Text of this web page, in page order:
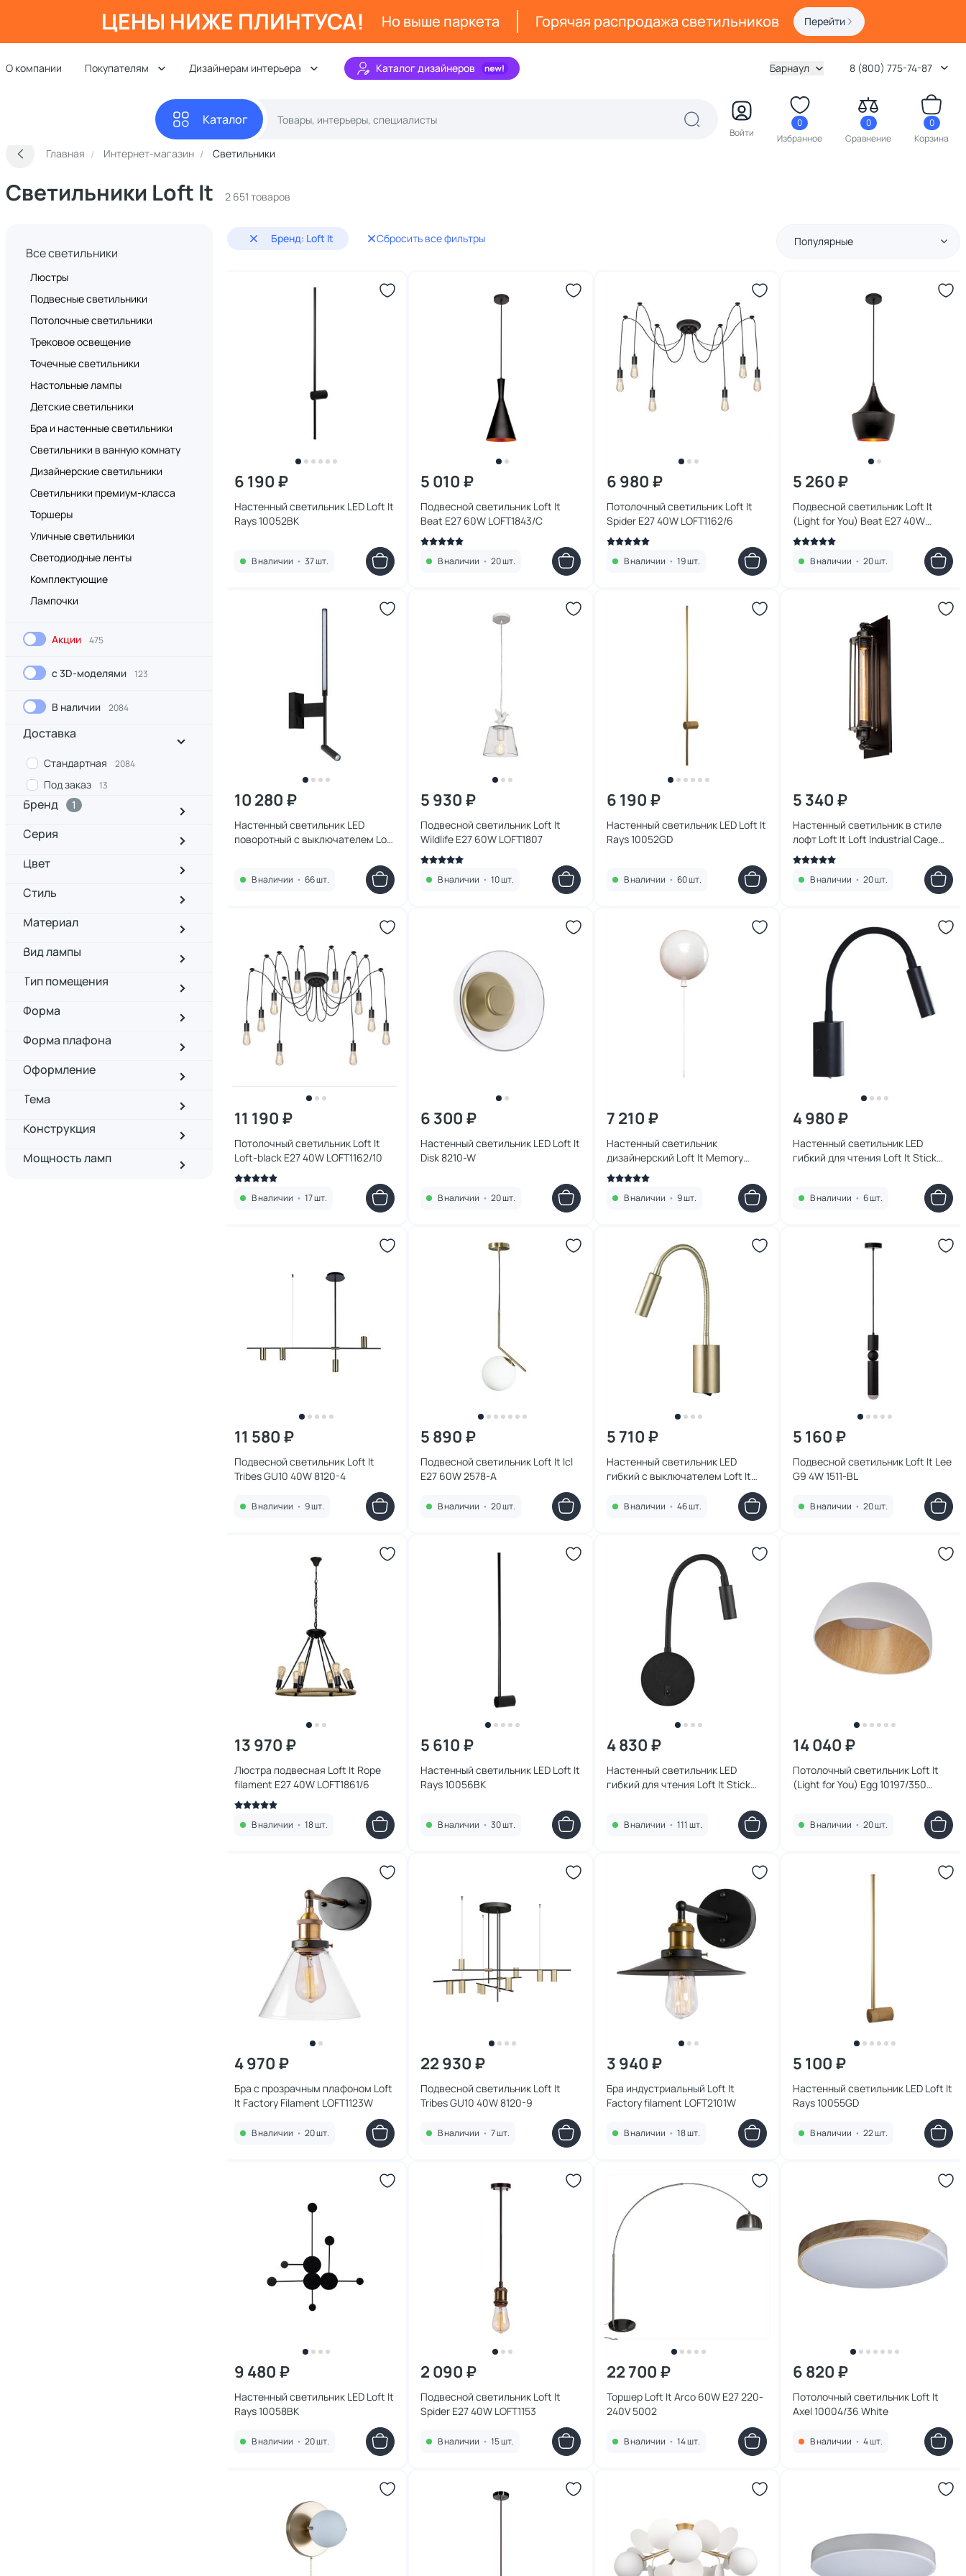
ЦЕНЫ НИЖЕ ПЛИНТУСА! Но выше паркета Горячая распродажа светильников Перейти
О компании Покупателям Дизайнерам интерьера Каталог дизайнеров Барнаул 8 (800) 775-74-87
Каталог
Войти
0
Избранное
0
Сравнение
0
Корзина
Главная Интернет-магазин Светильники
Светильники Loft It 2 651 товаров
Все светильники
Люстры
Подвесные светильники
Потолочные светильники
Трековое освещение
Точечные светильники
Настольные лампы
Детские светильники
Бра и настенные светильники
Светильники в ванную комнату
Дизайнерские светильники
Светильники премиум-класса
Торшеры
Уличные светильники
Светодиодные ленты
Комплектующие
Лампочки
Акции 475
с 3D-моделями 123
В наличии 2084
Доставка
Стандартная 2084
Под заказ 13
Бренд 1
Серия
Цвет
Стиль
Материал
Вид лампы
Тип помещения
Форма
Форма плафона
Оформление
Тема
Конструкция
Мощность ламп
Бренд: Loft It Сбросить все фильтры Популярные
6 190 ₽
Настенный светильник LED Loft It
Rays 10052BK
В наличии • 37 шт.
5 010 ₽
Подвесной светильник Loft It
Beat E27 60W LOFT1843/C
В наличии • 20 шт.
6 980 ₽
Потолочный светильник Loft It
Spider E27 40W LOFT1162/6
В наличии • 19 шт.
5 260 ₽
Подвесной светильник Loft It
(Light for You) Beat E27 40W
LOFT1843/A
В наличии • 20 шт.
10 280 ₽
Настенный светильник LED
поворотный с выключателем Loft
В наличии • 66 шт.
5 930 ₽
Подвесной светильник Loft It
Wildlife E27 60W LOFT1807
В наличии • 10 шт.
6 190 ₽
Настенный светильник LED Loft It
Rays 10052GD
В наличии • 60 шт.
5 340 ₽
Настенный светильник в стиле
лофт Loft It Loft Industrial Cage
LOFT2113W
В наличии • 20 шт.
11 190 ₽
Потолочный светильник Loft It
Loft-black E27 40W LOFT1162/10
В наличии • 17 шт.
6 300 ₽
Настенный светильник LED Loft It
Disk 8210-W
В наличии • 20 шт.
7 210 ₽
Настенный светильник
дизайнерский Loft It Memory
5055W/S white
В наличии • 9 шт.
4 980 ₽
Настенный светильник LED
гибкий для чтения Loft It Stick
В наличии • 6 шт.
11 580 ₽
Подвесной светильник Loft It
Tribes GU10 40W 8120-4
В наличии • 9 шт.
5 890 ₽
Подвесной светильник Loft It Icl
E27 60W 2578-A
В наличии • 20 шт.
5 710 ₽
Настенный светильник LED
гибкий с выключателем Loft It
В наличии • 46 шт.
5 160 ₽
Подвесной светильник Loft It Lee
G9 4W 1511-BL
В наличии • 20 шт.
13 970 ₽
Люстра подвесная Loft It Rope
filament E27 40W LOFT1861/6
В наличии • 18 шт.
5 610 ₽
Настенный светильник LED Loft It
Rays 10056BK
В наличии • 30 шт.
4 830 ₽
Настенный светильник LED
гибкий для чтения Loft It Stick
В наличии • 111 шт.
14 040 ₽
Потолочный светильник Loft It
(Light for You) Egg 10197/350
В наличии • 20 шт.
4 970 ₽
Бра с прозрачным плафоном Loft
It Factory Filament LOFT1123W
В наличии • 20 шт.
22 930 ₽
Подвесной светильник Loft It
Tribes GU10 40W 8120-9
В наличии • 7 шт.
3 940 ₽
Бра индустриальный Loft It
Factory filament LOFT2101W
В наличии • 18 шт.
5 100 ₽
Настенный светильник LED Loft It
Rays 10055GD
В наличии • 22 шт.
9 480 ₽
Настенный светильник LED Loft It
Rays 10058BK
В наличии • 20 шт.
2 090 ₽
Подвесной светильник Loft It
Spider E27 40W LOFT1153
В наличии • 15 шт.
22 700 ₽
Торшер Loft It Arco 60W E27 220-
240V 5002
В наличии • 14 шт.
6 820 ₽
Потолочный светильник Loft It
Axel 10004/36 White
В наличии • 4 шт.